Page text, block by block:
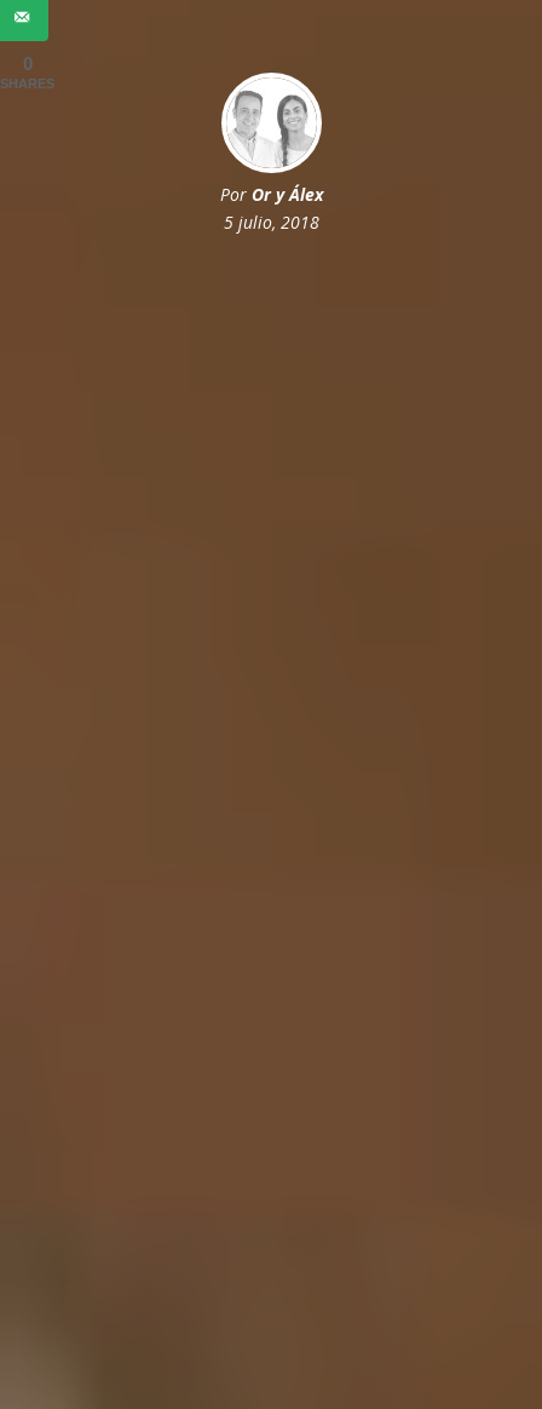
Por Or y Álex
5 julio, 2018
0
SHARES